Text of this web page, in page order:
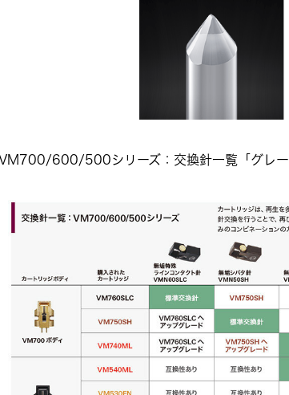
600/500シリーズ：交換針一覧「グレー